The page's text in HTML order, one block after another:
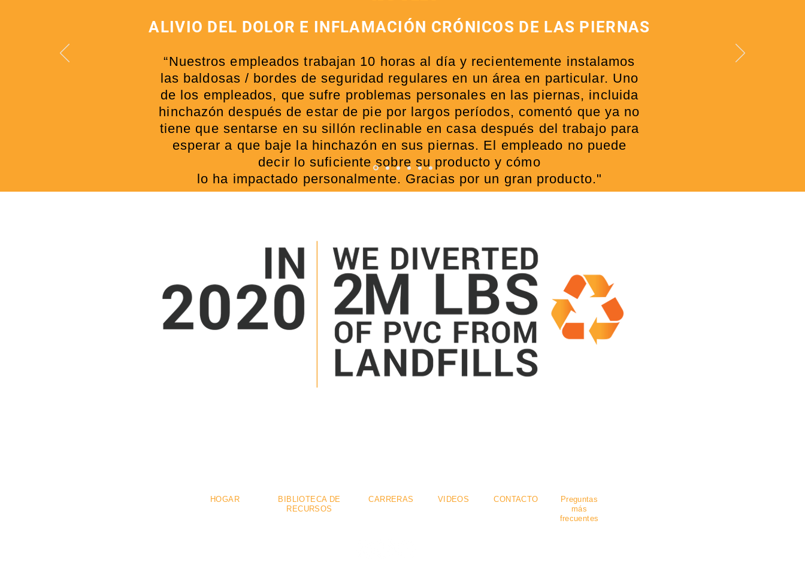
ALIVIO DEL DOLOR E INFLAMACIÓN CRÓNICOS DE LAS PIERNAS
“Nuestros empleados trabajan 10 horas al día y recientemente instalamos
las baldosas / bordes de seguridad regulares en un área en particular. Uno
de los empleados, que sufre problemas personales en las piernas, incluida
hinchazón después de estar de pie por largos períodos, comentó que ya no
tiene que sentarse en su sillón reclinable en casa después del trabajo para
esperar a que baje la hinchazón en sus piernas. El empleado no puede
decir lo suficiente sobre su producto y cómo
lo ha impactado personalmente. Gracias por un gran producto."
HOGAR
BIBLIOTECA DE
RECURSOS
CARRERAS VIDEOS CONTACTO
Preguntas
más
frecuentes